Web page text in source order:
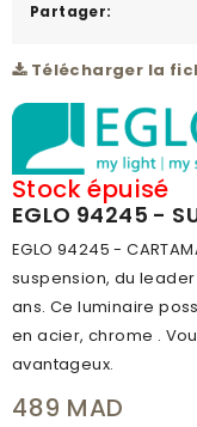
Partager:
Télécharger la
Stock épuisé
EGLO 94245 -
EGLO 94245 -
suspension, du
ans. Ce luminaire
en acier, chrome .
avantageux.
489 MAD